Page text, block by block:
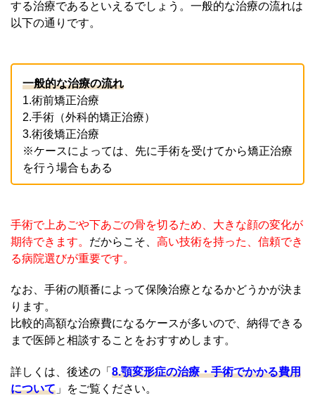
する治療であるといえるでしょう。一般的な治療の流れは
以下の通りです。
一般的な治療の流れ
1.術前矯正治療
2.手術（外科的矯正治療）
3.術後矯正治療
※ケースによっては、先に手術を受けてから矯正治療
を行う場合もある
手術で上あごや下あごの骨を切るため、大きな顔の変化が
期待できます。 だからこそ、 高い技術を持った、信頼でき
る病院選びが重要です。
なお、手術の順番によって保険治療となるかどうかが決ま
ります。
比較的高額な治療費になるケースが多いので、納得できる
まで医師と相談することをおすすめします。
詳しくは、後述の「 8.顎変形症の治療・手術でかかる費用
について 」をご覧ください。